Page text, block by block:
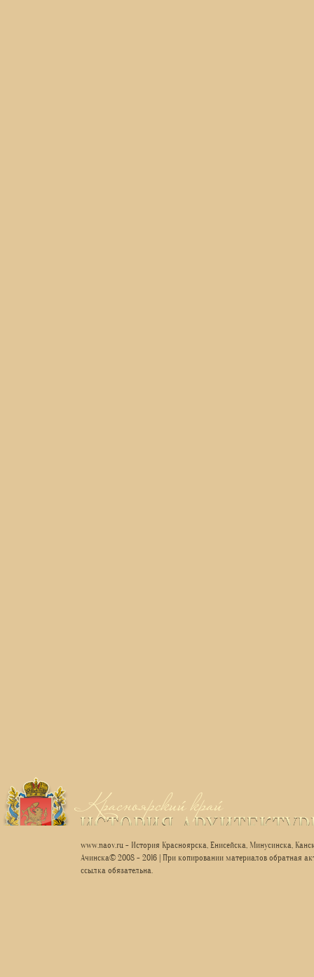
www.naov.ru - История Красноярска, Енисейска, Минусинска,
Ачинска© 2008 - 2016 | При копировании материалов обратная
ссылка обязательна.